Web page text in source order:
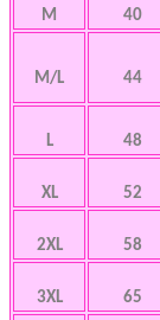
M 40
M/L 44
L 48
XL 52
2XL 58
3XL 65